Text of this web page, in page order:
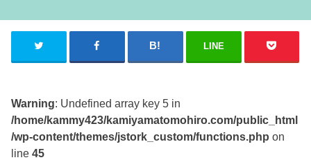
LINE
Warning: Undefined array key 5 in
/home/kammy423/kamiyamatomohiro.com/public_html
/wp-content/themes/jstork_custom/functions.php on
line45